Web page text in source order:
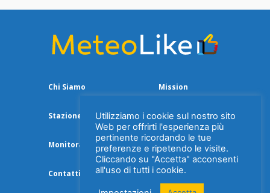
Chi Siamo Mission
Stazione Meteo
Monitoraggio Aria
Contatti Privacy Policy
Utilizziamo i cookie sul nostro sito
Web per offrirti l'esperienza più
pertinente ricordando le tue
preferenze e ripetendo le visite.
Cliccando su "Accetta" acconsenti
all'uso di tutti i cookie.